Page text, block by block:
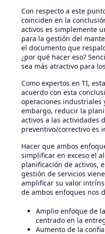
Con respecto a este
coinciden en la
activos es simplemente
para la gestión del
el documento que
¿por qué hacer eso?
sea más atractivo para
Como expertos en TI,
acuerdo con esta
operaciones industriales
embargo, reducir la
activos a las actividades
preventivo/correctivo es
Hacer que ambos
simplificar en exceso el
planificación de activos,
gestión de servicios
amplificar su valor
de ambos enfoques nos
Amplio enfoque de
centrado en la
Aumento de la